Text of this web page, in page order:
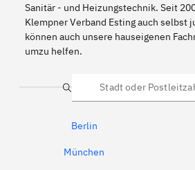
Sanitär - und Heizungstechnik. Seit
Klempner Verband Esting auch selbst
können auch unsere hauseigenen
umzu helfen.
Suche
Berlin
München